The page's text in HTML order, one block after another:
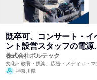
既卒可、コンサート・イ
ント設営スタッフの電源
門
株式会社ボルテック
文化・教養・娯楽、広告・メディア・マ
ミ、電力・ガス・水道・エネルギー
神奈川県